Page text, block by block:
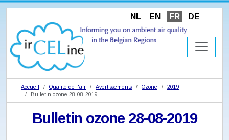
NL EN FR DE
Accueil Qualité de l'air Avertissements Ozone
2019
Bulletin ozone 28-08-2019
Bulletin ozone 28-08-2019